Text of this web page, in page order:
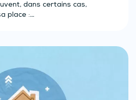
dans certains cas,
place :…